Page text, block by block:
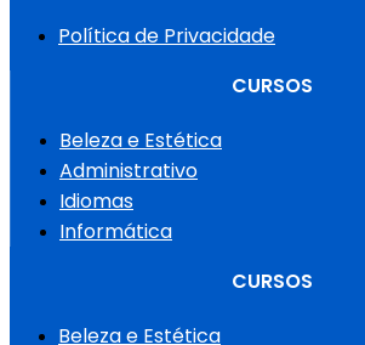
Política de Privacidade
CURSOS
Beleza e Estética
Administrativo
Idiomas
Informática
CURSOS
Beleza e Estética